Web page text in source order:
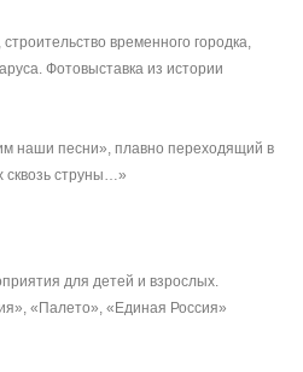
временного городка,
Фотовыставка из истории
наши песни», плавно переходящий в
сквозь струны…»
для детей и взрослых.
«Палето», «Единая Россия»